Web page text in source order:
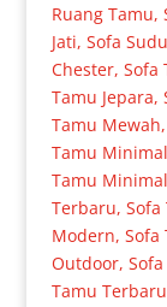
Ruang Tamu,
Jati, Sofa
Chester, Sofa
Tamu Jepara,
Tamu Mewah,
Tamu
Tamu
Terbaru,
Modern, Sofa
Outdoor,
Tamu Terbaru